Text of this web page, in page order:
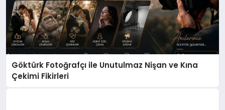
Göktürk Fotoğrafçı ile Unutulmaz Nişan ve Kına
Çekimi Fikirleri